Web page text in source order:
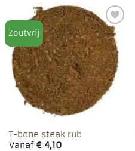
Zoutvrij
Toevoegen
aan
favorieten
T-bone steak rub
Vanaf €4,10